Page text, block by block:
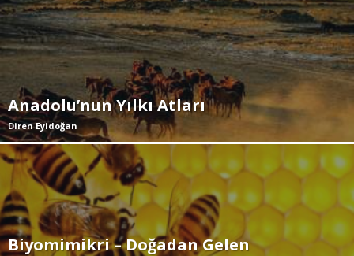
Anadolu’nun Yılkı Atları
Diren Eyidoğan
Biyomimikri – Doğadan Gelen